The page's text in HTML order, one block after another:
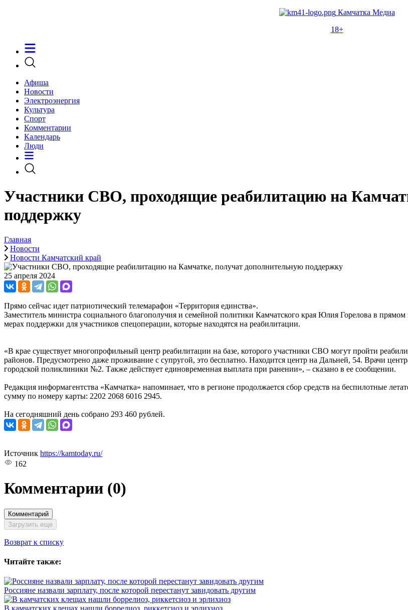
Камчатка Медиа
18+
Афиша
Новости
Электроэнергия
Культура
Спорт
Комментарии
Календарь
Люди
Участники СВО, проходящие реабилитацию на
поддержку
Главная
Новости
Новости Камчатский край
25 апреля 2024
Прямо сейчас идет патриотический телемарафон «Территория единства».
Заместитель министра социального благополучия и семейной политики Камчатского края Юлия Горелова в
мерах поддержки для участников спецоперации, которые находятся на реабилитации.
«В крае существует многопрофильный центр реабилитации на базе, которого участники СВО могут пройти
районов. Предусмотрено даже проживание с супругой, это бесплатно. Находится центр на Дальней, 54. Врачи
городской поликлиники №2. Также действует единовременная выплата при ранении», – сказано в ее сообщении.
Редакция информагентства «Камчатка» напоминает, что в регионе продолжается сбор средств на беспилотные
сумму по номеру карты: 2202 2068 6016 2945.
На сегодняшний день собрано 293 460 рублей.
Источник https://kamtoday.ru/
162
Комментарии (0)
Комментарий
Загрузить еще
Возврат к списку
Читайте также:
Россияне назвали зарплату, после которой перестанут завидовать другим